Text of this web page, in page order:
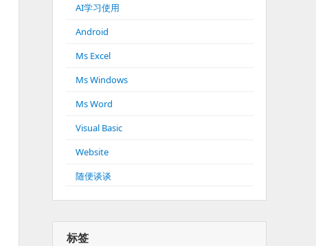
AI学习使用
Android
Ms Excel
Ms Windows
Ms Word
Visual Basic
Website
随便谈谈
标签